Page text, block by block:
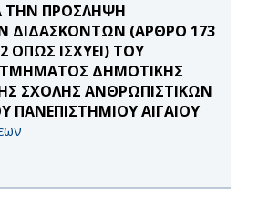
ΤΗΝ ΠΡΟΣΛΗΨΗ
ΔΙΔΑΣΚΟΝΤΩΝ (ΑΡΘΡΟ 173
ΟΠΩΣ ΙΣΧΥΕΙ) ΤΟΥ
ΤΜΗΜΑΤΟΣ ΔΗΜΟΤΙΚΗΣ
ΣΧΟΛΗΣ ΑΝΘΡΩΠΙΣΤΙΚΩΝ
ΠΑΝΕΠΙΣΤΗΜΙΟΥ ΑΙΓΑΙΟΥ